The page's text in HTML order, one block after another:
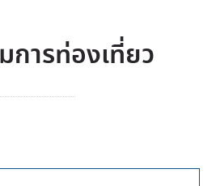
การท่องเที่ยว